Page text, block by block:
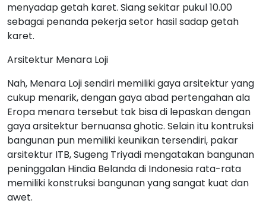
menyadap getah karet. Siang sekitar pukul 10.00
sebagai penanda pekerja setor hasil sadap getah
karet.
Arsitektur Menara Loji
Nah, Menara Loji sendiri memiliki gaya arsitektur yang
cukup menarik, dengan gaya abad pertengahan ala
Eropa menara tersebut tak bisa di lepaskan dengan
gaya arsitektur bernuansa ghotic. Selain itu kontruksi
bangunan pun memiliki keunikan tersendiri, pakar
arsitektur ITB, Sugeng Triyadi mengatakan bangunan
peninggalan Hindia Belanda di Indonesia rata-rata
memiliki konstruksi bangunan yang sangat kuat dan
awet.